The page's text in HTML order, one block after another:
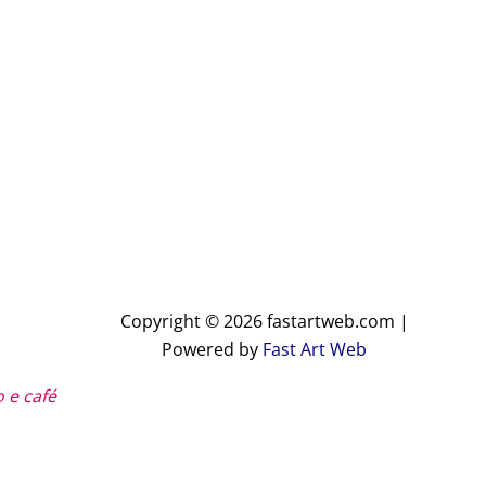
e café
Copyright © 2026 fastartweb.com |
Powered by Fast Art Web